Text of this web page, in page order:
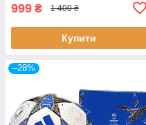
999 ₴ 1 400 ₴
Купити
–28%